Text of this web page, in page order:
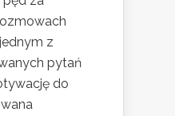
z
pytań
do